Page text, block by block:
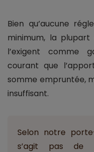
Bien qu’aucune
minimum, la
l’exigent comme
courant que
somme empruntée,
insuffisant.
Selon notre
s’agit pas de